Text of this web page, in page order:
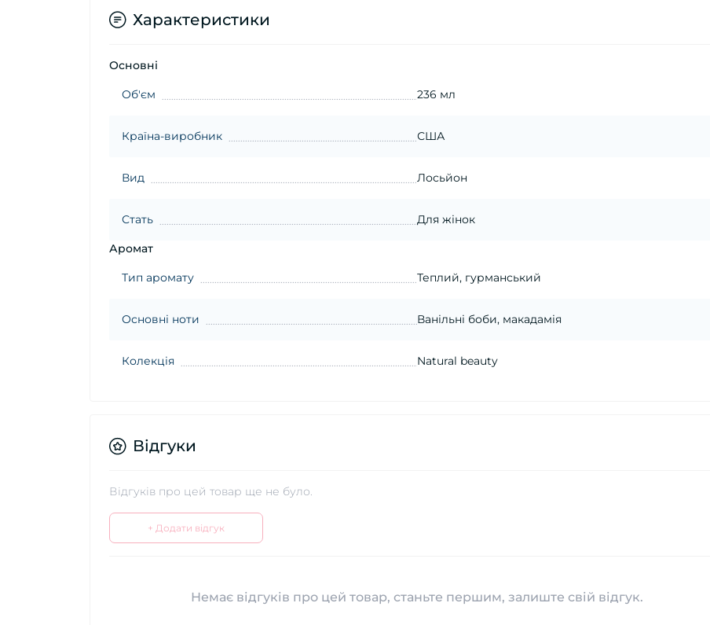
Характеристики
Основні
Об'єм 236 мл
Країна-виробник США
Вид Лосьйон
Стать Для жінок
Аромат
Тип аромату Теплий, гурманський
Основні ноти Ванільні боби, макадамія
Колекція Natural beauty
Відгуки
Відгуків про цей товар ще не було.
+ Додати відгук
Немає відгуків про цей товар, станьте першим, залиште свій відгук.